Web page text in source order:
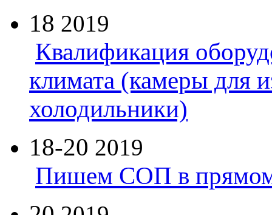
18 2019
Квалификация
климата (камеры для
холодильники)
18-20 2019
Пишем СОП в